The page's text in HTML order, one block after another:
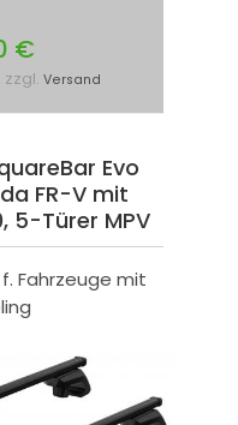
€
zzgl. Versand
Evo
FR-V mit
5-Türer MPV
Fahrzeuge mit